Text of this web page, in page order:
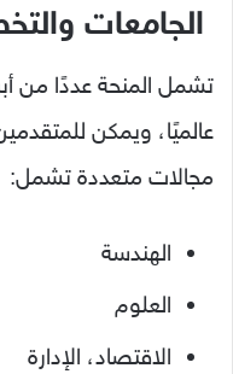
الجامعات
تشمل المنحة عددًا من
عالميًا، ويمكن
مجالات متعددة تشمل:
الهندسة
العلوم
الاقتصاد، الإدارة